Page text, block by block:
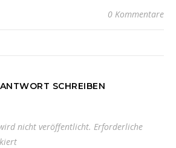
0 Kommentare
SCHREIBEN
nicht veröffentlicht. Erforderliche